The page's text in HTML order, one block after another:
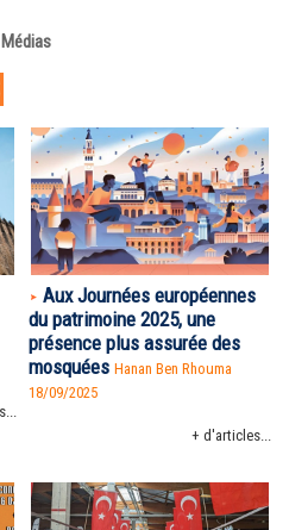
Aux Journées européennes
du patrimoine 2025, une
présence plus assurée des
mosquées Hanan Ben Rhouma
18/09/2025
+ d'articles...